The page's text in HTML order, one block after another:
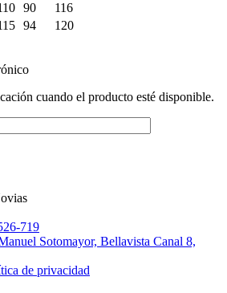
90
116
94 120
cuando el producto esté disponible.
719
Sotomayor, Bellavista Canal 8,
de privacidad